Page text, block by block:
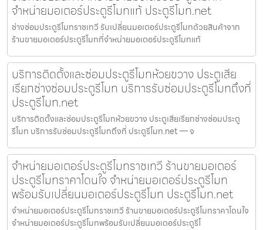
จำหน่ายมอเตอร์ประตูรีโมทแท้ ประตูรีโมท.net
ช่างซ่อมประตูรีโมทราชเทวี รับเปลี่ยนมอเตอร์ประตูรีโมทด้วยสินค้าจาก
ร้านขายมอเตอร์ประตูรีโมทที่จำหน่ายมอเตอร์ประตูรีโมทแท้
บริการติดตั้งและซ่อมประตูรีโมทห้วยขวาง ประตูเสีย
เรียกช่างซ่อมประตูรีโมท บริการรับซ่อมประตูรีโมทถึงที่
ประตูรีโมท.net
บริการติดตั้งและซ่อมประตูรีโมทห้วยขวาง ประตูเสียเรียกช่างซ่อมประตู
รีโมท บริการรับซ่อมประตูรีโมทถึงที่ ประตูรีโมท.net — จ
จำหน่ายมอเตอร์ประตูรีโมทราชเทวี ร้านขายมอเตอร์
ประตูรีโมทราคาโดนใจ จำหน่ายมอเตอร์ประตูรีโมท
พร้อมรับเปลี่ยนมอเตอร์ประตูรีโมท ประตูรีโมท.net
จำหน่ายมอเตอร์ประตูรีโมทราชเทวี ร้านขายมอเตอร์ประตูรีโมทราคาโดนใจ
จำหน่ายมอเตอร์ประตูรีโมทพร้อมรับเปลี่ยนมอเตอร์ประตูรีโ